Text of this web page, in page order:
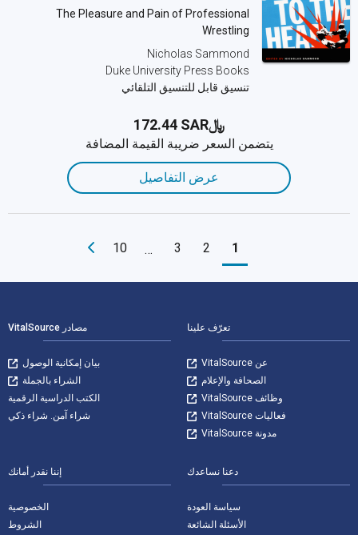
The Pleasure and Pain of Professional
Wrestling
Nicholas Sammond
Duke University Press Books
تنسيق قابل للتنسيق التلقائي
﷼‎172.44 SAR
يتضمن السعر ضريبة القيمة المضافة
عرض التفاصيل
1
2
3
…
10
تعرّف علينا
عن VitalSource
الصحافة والإعلام
وظائف VitalSource
فعاليات VitalSource
مدونة VitalSource
مصادر VitalSource
بيان إمكانية الوصول
الشراء بالجملة
الكتب الدراسية الرقمية
شراء آمن. شراء ذكي
دعنا نساعدك
سياسة العودة
الأسئلة الشائعة
إننا نقدر أمانك
الخصوصية
الشروط